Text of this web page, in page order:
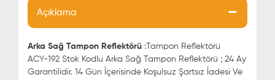
Açıklama
Arka Sağ Tampon Reflektörü :Tampon Reflektörü
ACY-192 Stok Kodlu Arka Sağ Tampon Reflektörü ; 24 Ay
Garantilidir. 14 Gün İçerisinde Koşulsuz Şartsız İadesi Ve